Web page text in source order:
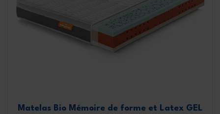
Matelas Bio Mémoire de forme et Latex GEL